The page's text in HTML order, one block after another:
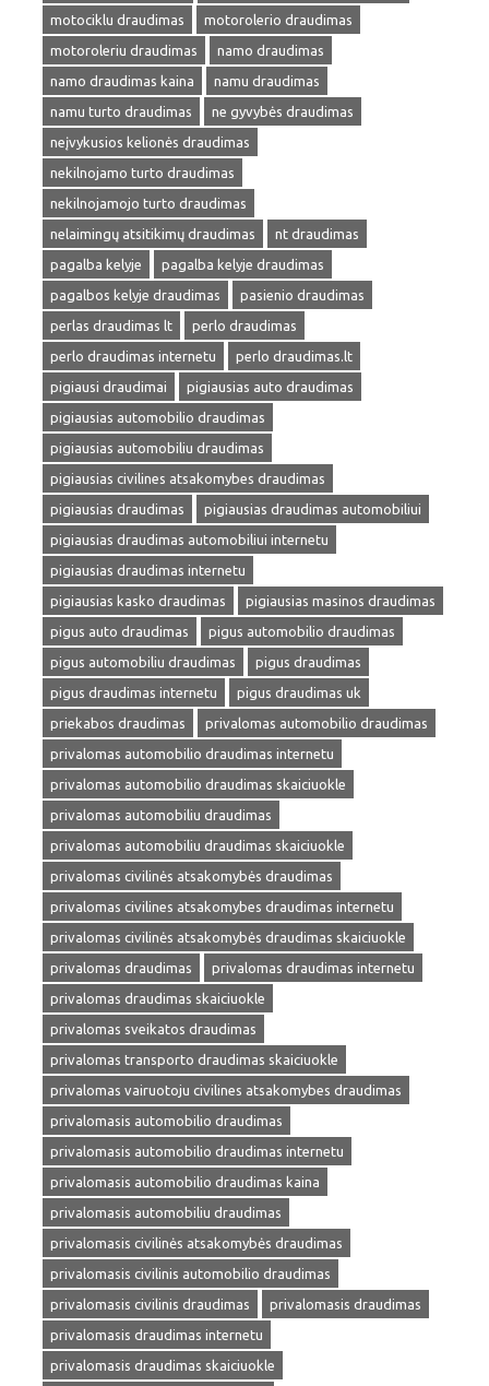
motociklu draudimas
motorolerio draudimas
motoroleriu draudimas
namo draudimas
namo draudimas kaina
namu draudimas
namu turto draudimas
ne gyvybės draudimas
neįvykusios kelionės draudimas
nekilnojamo turto draudimas
nekilnojamojo turto draudimas
nelaimingų atsitikimų draudimas
nt draudimas
pagalba kelyje
pagalba kelyje draudimas
pagalbos kelyje draudimas
pasienio draudimas
perlas draudimas lt
perlo draudimas
perlo draudimas internetu
perlo draudimas.lt
pigiausi draudimai
pigiausias auto draudimas
pigiausias automobilio draudimas
pigiausias automobiliu draudimas
pigiausias civilines atsakomybes draudimas
pigiausias draudimas
pigiausias draudimas automobiliui
pigiausias draudimas automobiliui internetu
pigiausias draudimas internetu
pigiausias kasko draudimas
pigiausias masinos draudimas
pigus auto draudimas
pigus automobilio draudimas
pigus automobiliu draudimas
pigus draudimas
pigus draudimas internetu
pigus draudimas uk
priekabos draudimas
privalomas automobilio draudimas
privalomas automobilio draudimas internetu
privalomas automobilio draudimas skaiciuokle
privalomas automobiliu draudimas
privalomas automobiliu draudimas skaiciuokle
privalomas civilinės atsakomybės draudimas
privalomas civilines atsakomybes draudimas internetu
privalomas civilinės atsakomybės draudimas skaiciuokle
privalomas draudimas
privalomas draudimas internetu
privalomas draudimas skaiciuokle
privalomas sveikatos draudimas
privalomas transporto draudimas skaiciuokle
privalomas vairuotoju civilines atsakomybes draudimas
privalomasis automobilio draudimas
privalomasis automobilio draudimas internetu
privalomasis automobilio draudimas kaina
privalomasis automobiliu draudimas
privalomasis civilinės atsakomybės draudimas
privalomasis civilinis automobilio draudimas
privalomasis civilinis draudimas
privalomasis draudimas
privalomasis draudimas internetu
privalomasis draudimas skaiciuokle